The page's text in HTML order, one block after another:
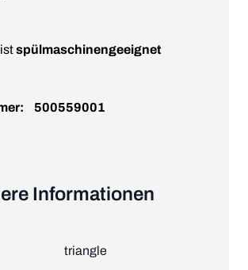
spülmaschinengeeignet
500559001
Informationen
triangle